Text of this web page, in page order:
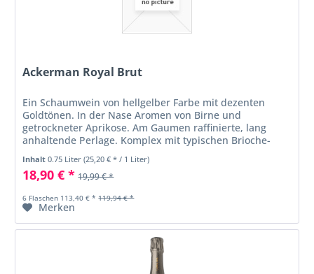
Ackerman Royal Brut
Ein Schaumwein von hellgelber Farbe mit dezenten
Goldtönen. In der Nase Aromen von Birne und
getrockneter Aprikose. Am Gaumen raffinierte, lang
anhaltende Perlage. Komplex mit typischen Brioche-
Inhalt0.75 Liter(25,20 € * / 1 Liter)
18,90 € * 19,99 € *
6 Flaschen 113,40 € * 119,94 € *
Merken